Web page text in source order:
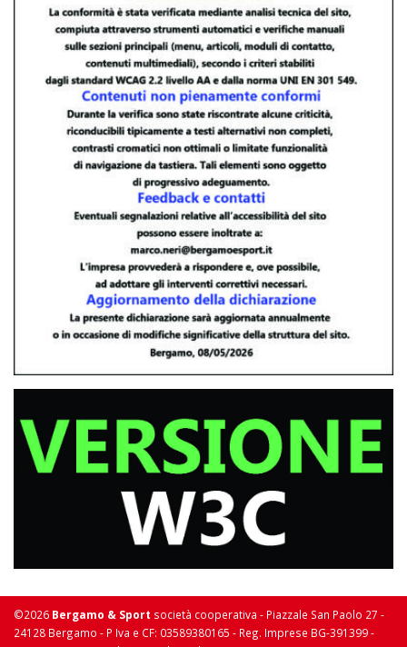
©2026 Bergamo & Sport società cooperativa - Piazzale San Paolo 27 -
24128 Bergamo - P Iva e CF: 03589380165 - Reg. Imprese BG-391399 -